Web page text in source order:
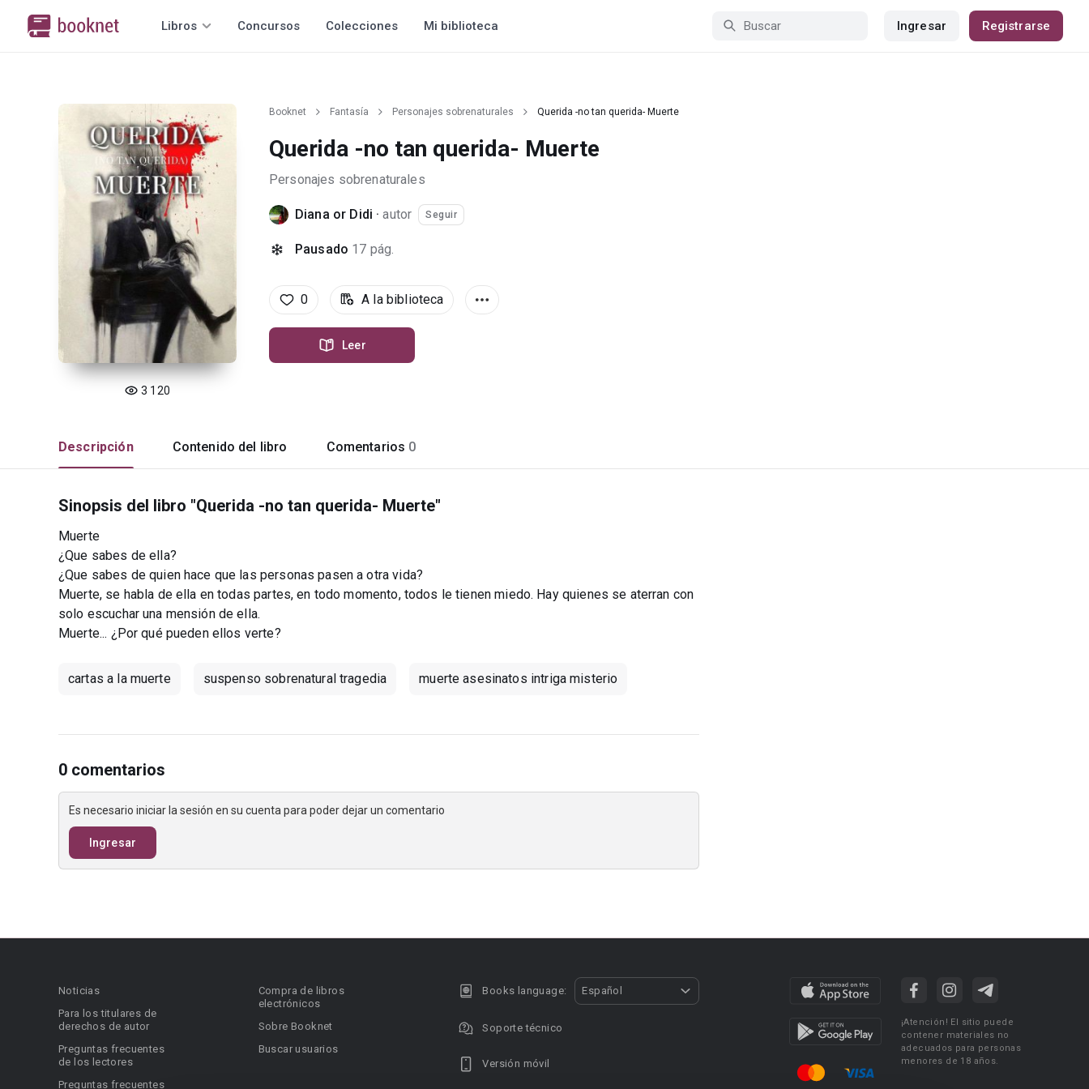
Libros Concursos Colecciones Mi biblioteca Ingresar Registrarse
3 120
Booknet Fantasía Personajes sobrenaturales Querida -no tan querida- Muerte
Querida -no tan querida- Muerte
Personajes sobrenaturales
Diana or Didi ·autor Seguir
Pausado 17 pág.
0 A la biblioteca
Leer
Descripción Contenido del libro Comentarios 0
Sinopsis del libro "Querida -no tan querida- Muerte"
Muerte
¿Que sabes de ella?
¿Que sabes de quien hace que las personas pasen a otra vida?
Muerte, se habla de ella en todas partes, en todo momento, todos le tienen miedo. Hay quienes se aterran con
solo escuchar una mensión de ella.
Muerte... ¿Por qué pueden ellos verte?
cartas a la muerte suspenso sobrenatural tragedia muerte asesinatos intriga misterio
0 comentarios
Es necesario iniciar la sesión en su cuenta para poder dejar un comentario
Ingresar
Noticias
Para los titulares de
derechos de autor
Preguntas frecuentes
de los lectores
Preguntas frecuentes
Compra de libros
electrónicos
Sobre Booknet
Buscar usuarios
Books language: Español
Soporte técnico
Versión móvil
¡Atención! El sitio puede
contener materiales no
adecuados para personas
menores de 18 años.